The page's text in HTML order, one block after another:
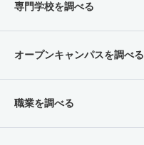
専門学校を調べる
オープンキャンパスを調べる
職業を調べる